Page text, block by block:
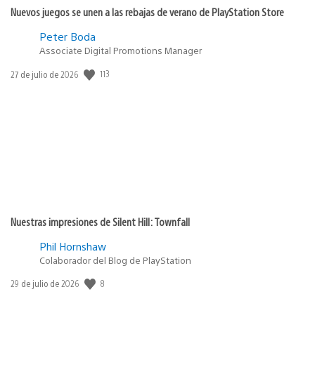
Nuevos juegos se unen a las rebajas de verano de PlayStation Store
Peter Boda
Associate Digital Promotions Manager
Fecha
27 de julio de 2026 113
Nuestras impresiones de Silent Hill: Townfall
Phil Hornshaw
Colaborador del Blog de PlayStation
Fecha
29 de julio de 2026 8